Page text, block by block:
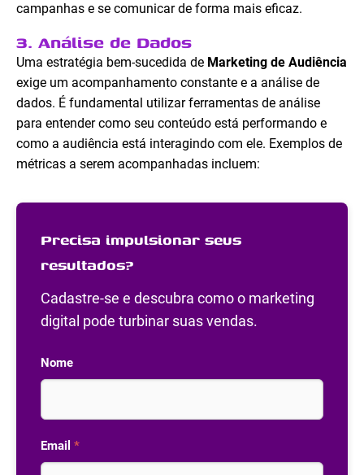
campanhas e se comunicar de forma mais eficaz.
3. Análise de Dados
Uma estratégia bem-sucedida de Marketing de Audiência
exige um acompanhamento constante e a análise de
dados. É fundamental utilizar ferramentas de análise
para entender como seu conteúdo está performando e
como a audiência está interagindo com ele. Exemplos de
métricas a serem acompanhadas incluem:
Precisa impulsionar seus
resultados?
Cadastre-se e descubra como o marketing
digital pode turbinar suas vendas.
Nome
Email *